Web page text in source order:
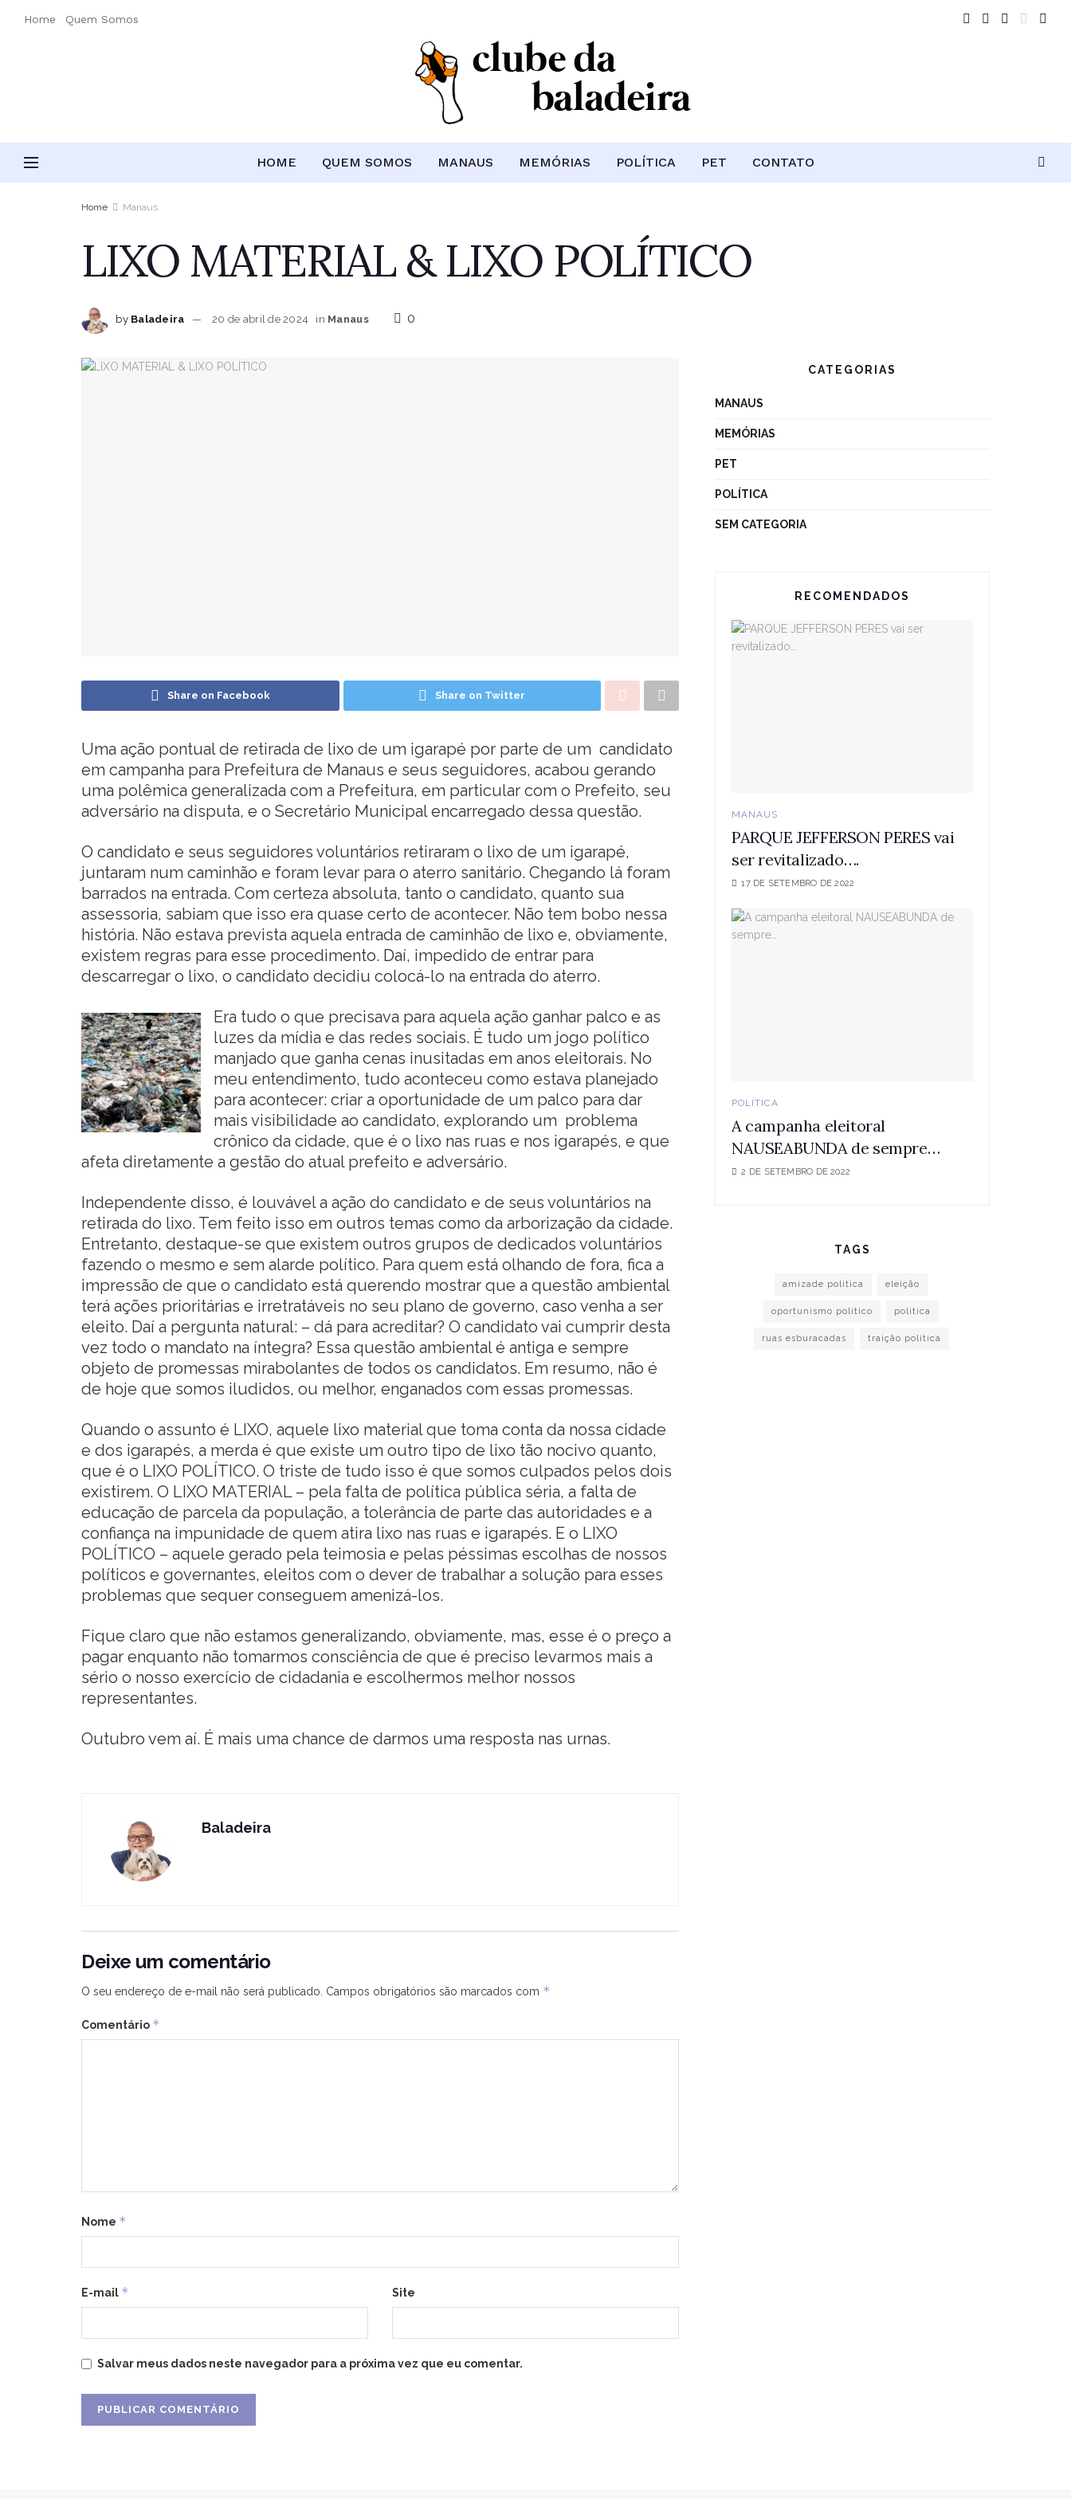
Home Quem Somos
HOME QUEM SOMOS MANAUS MEMÓRIAS POLÍTICA PET CONTATO
Home Manaus
LIXO MATERIAL & LIXO POLÍTICO
by Baladeira 20 de abril de 2024 in Manaus 0
Share on Facebook Share on Twitter
Uma ação pontual de retirada de lixo de um igarapé por parte de um candidato
em campanha para Prefeitura de Manaus e seus seguidores, acabou gerando
uma polêmica generalizada com a Prefeitura, em particular com o Prefeito, seu
adversário na disputa, e o Secretário Municipal encarregado dessa questão.
O candidato e seus seguidores voluntários retiraram o lixo de um igarapé,
juntaram num caminhão e foram levar para o aterro sanitário. Chegando lá foram
barrados na entrada. Com certeza absoluta, tanto o candidato, quanto sua
assessoria, sabiam que isso era quase certo de acontecer. Não tem bobo nessa
história. Não estava prevista aquela entrada de caminhão de lixo e, obviamente,
existem regras para esse procedimento. Daí, impedido de entrar para
descarregar o lixo, o candidato decidiu colocá-lo na entrada do aterro.
Era tudo o que precisava para aquela ação ganhar palco e as
luzes da mídia e das redes sociais. É tudo um jogo político
manjado que ganha cenas inusitadas em anos eleitorais. No
meu entendimento, tudo aconteceu como estava planejado
para acontecer: criar a oportunidade de um palco para dar
mais visibilidade ao candidato, explorando um problema
crônico da cidade, que é o lixo nas ruas e nos igarapés, e que
afeta diretamente a gestão do atual prefeito e adversário.
Independente disso, é louvável a ação do candidato e de seus voluntários na
retirada do lixo. Tem feito isso em outros temas como da arborização da cidade.
Entretanto, destaque-se que existem outros grupos de dedicados voluntários
fazendo o mesmo e sem alarde político. Para quem está olhando de fora, fica a
impressão de que o candidato está querendo mostrar que a questão ambiental
terá ações prioritárias e irretratáveis no seu plano de governo, caso venha a ser
eleito. Daí a pergunta natural: – dá para acreditar? O candidato vai cumprir desta
vez todo o mandato na íntegra? Essa questão ambiental é antiga e sempre
objeto de promessas mirabolantes de todos os candidatos. Em resumo, não é
de hoje que somos iludidos, ou melhor, enganados com essas promessas.
Quando o assunto é LIXO, aquele lixo material que toma conta da nossa cidade
e dos igarapés, a merda é que existe um outro tipo de lixo tão nocivo quanto,
que é o LIXO POLÍTICO. O triste de tudo isso é que somos culpados pelos dois
existirem. O LIXO MATERIAL – pela falta de política pública séria, a falta de
educação de parcela da população, a tolerância de parte das autoridades e a
confiança na impunidade de quem atira lixo nas ruas e igarapés. E o LIXO
POLÍTICO – aquele gerado pela teimosia e pelas péssimas escolhas de nossos
políticos e governantes, eleitos com o dever de trabalhar a solução para esses
problemas que sequer conseguem amenizá-los.
Fique claro que não estamos generalizando, obviamente, mas, esse é o preço a
pagar enquanto não tomarmos consciência de que é preciso levarmos mais a
sério o nosso exercício de cidadania e escolhermos melhor nossos
representantes.
Outubro vem aí. É mais uma chance de darmos uma resposta nas urnas.
Baladeira
Deixe um comentário
O seu endereço de e-mail não será publicado. Campos obrigatórios são marcados com *
Comentário *
Nome *
E-mail * Site
Salvar meus dados neste navegador para a próxima vez que eu comentar.
CATEGORIAS
MANAUS
MEMÓRIAS
PET
POLÍTICA
SEM CATEGORIA
RECOMENDADOS
MANAUS
PARQUE JEFFERSON PERES vai
ser revitalizado….
17 DE SETEMBRO DE 2022
POLÍTICA
A campanha eleitoral
NAUSEABUNDA de sempre…
2 DE SETEMBRO DE 2022
TAGS
amizade politica eleição
oportunismo político política
ruas esburacadas traição política